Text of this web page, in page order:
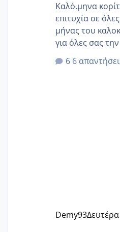
Καλό.μηνα
επιτυχία σε
μήνας του
για όλες σας
@Elk
@Zenia z
6
Demy93Δευτέρα